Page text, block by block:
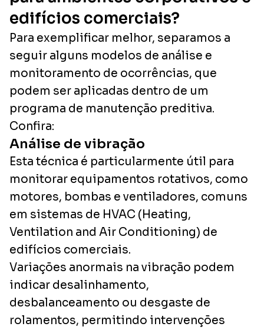
edifícios comerciais?
Para exemplificar melhor, separamos a
seguir alguns modelos de análise e
monitoramento de ocorrências, que
podem ser aplicadas dentro de um
programa de manutenção preditiva.
Confira:
Análise de vibração
Esta técnica é particularmente útil para
monitorar equipamentos rotativos, como
motores, bombas e ventiladores, comuns
em sistemas de HVAC (Heating,
Ventilation and Air Conditioning) de
edifícios comerciais.
Variações anormais na vibração podem
indicar desalinhamento,
desbalanceamento ou desgaste de
rolamentos, permitindo intervenções